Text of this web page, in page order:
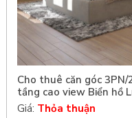
Cho thuê căn góc
tầng cao view Biển hồ
Giá: Thỏa thuận